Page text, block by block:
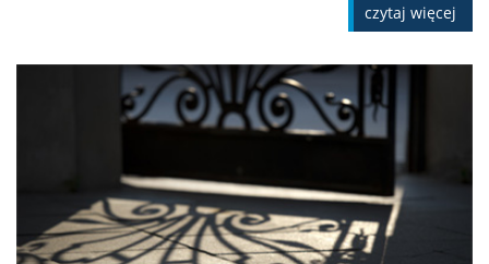
czytaj więcej